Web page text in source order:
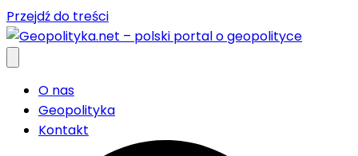
Przejdź do treści
O nas
Geopolityka
Kontakt